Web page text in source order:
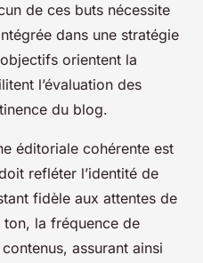
de ces buts nécessite
dans une stratégie
orientent la
l’évaluation des
du blog.
éditoriale cohérente est
refléter l’identité de
fidèle aux attentes de
la fréquence de
assurant ainsi